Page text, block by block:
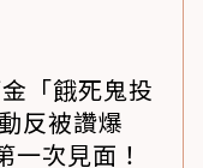
「餓死鬼投
反被讚爆
一次見面！